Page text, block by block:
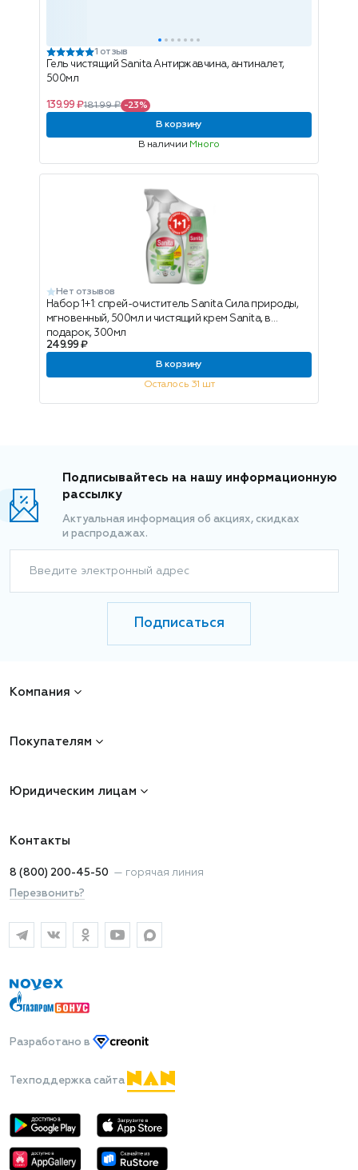
1 отзыв
Гель чистящий Sanita Антиржавчина, антиналет,
500мл
139.99 ₽181.99 ₽ -23%
В корзину
В наличии Много
Нет отзывов
Набор 1+1: спрей-очиститель Sanita Сила природы,
мгновенный, 500мл и чистящий крем Sanita, в
подарок, 300мл
249.99 ₽
В корзину
Осталось 31 шт
Подписывайтесь на нашу информационную
рассылку
Актуальная информация об акциях, скидках
и распродажах.
Введите электронный адрес
Подписаться
Компания
Покупателям
Юридическим лицам
Контакты
8 (800) 200-45-50 — горячая линия
Перезвонить?
Разработано в
Техподдержка сайта